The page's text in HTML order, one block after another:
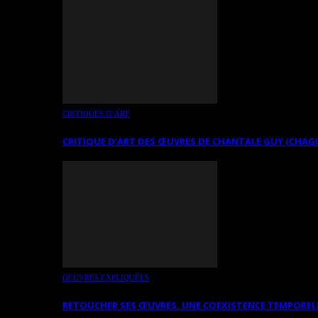
CRITIQUES D’ART
CRITIQUE D’ART DES ŒUVRES DE CHANTALE GUY
OEUVRES EXPLIQUÉES
RETOUCHER SES ŒUVRES. UNE COEXISTENCE